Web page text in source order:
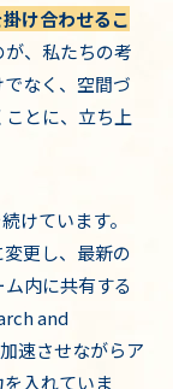
け合わせるこ
が、私たちの考
なく、空間づ
とに、立ち上
けています。
更し、最新の
内に共有する
and
速させながらア
入れていま